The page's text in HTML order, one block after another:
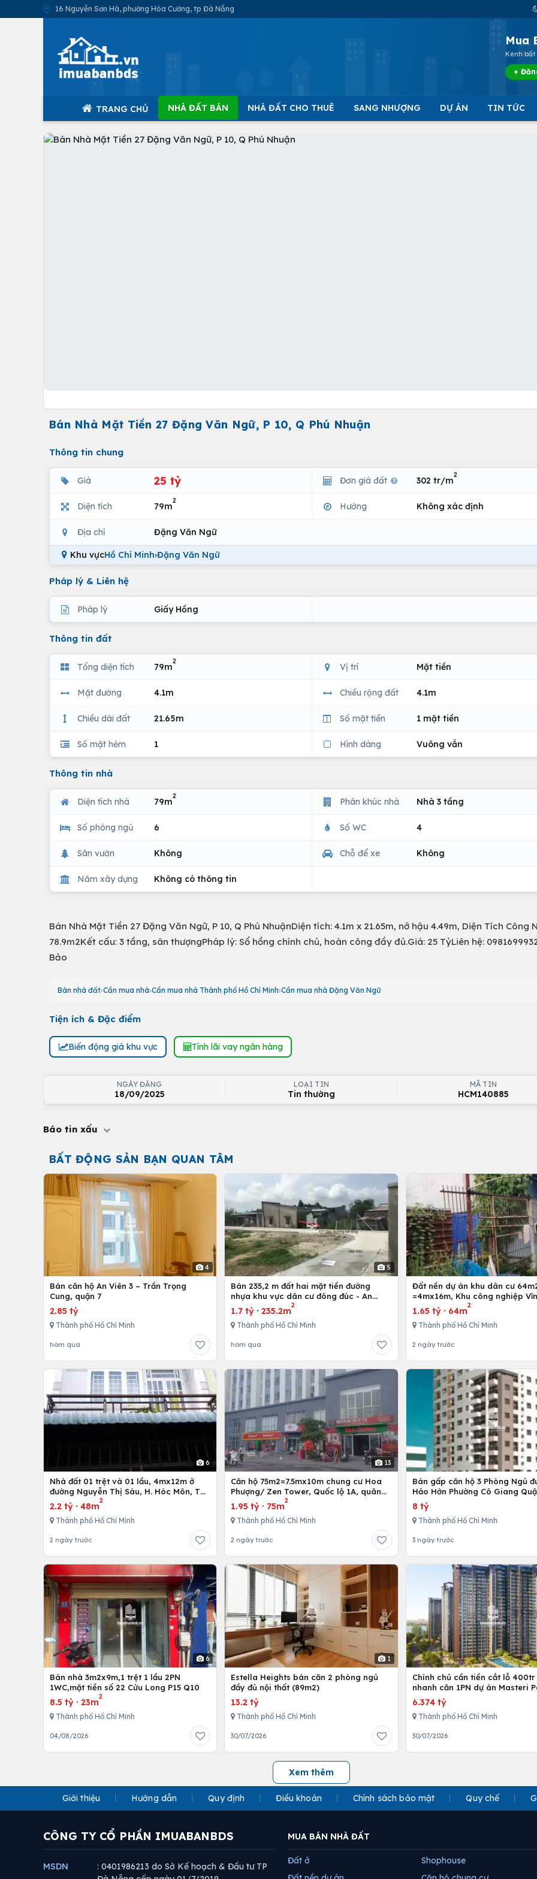
16 Nguyễn Sơn Hà, phường Hòa Cường, tp Đà Nẵng
Mua
Kênh bất
+
TRANG CHỦ NHÀ ĐẤT BÁN NHÀ ĐẤT CHO THUÊ SANG NHƯỢNG DỰ ÁN TIN TỨC
Bán Nhà Mặt Tiền 27 Đặng Văn Ngữ, P 10, Q Phú Nhuận
Thông tin chung
Giá 25 tỷ Đơn giá đất 302 tr/m
2
Diện tích 79m
2
Hướng Không xác định
Địa chỉ Đặng Văn Ngữ
Khu vựcHồ Chí Minh›Đặng Văn Ngữ
Pháp lý & Liên hệ
Pháp lý Giấy Hồng
Thông tin đất
Tổng diện tích 79m
2
Vị trí Mặt tiền
Mặt đường 4.1m Chiều rộng đất 4.1m
Chiều dài đất 21.65m Số mặt tiền 1 mặt tiền
Số mặt hẻm 1 Hình dáng Vuông vắn
Thông tin nhà
Diện tích nhà 79m
2
Phân khúc nhà Nhà 3 tầng
Số phòng ngủ 6 Số WC 4
Sân vườn Không Chỗ để xe Không
Năm xây dựng Không có thông tin
Bán Nhà Mặt Tiền 27 Đặng Văn Ngữ, P 10, Q Phú NhuậnDiện tích: 4.1m x 21.65m, nở hậu 4.49m, Diện Tích Công
78.9m2Kết cấu: 3 tầng, sân thượngPháp lý: Sổ hồng chính chủ, hoàn công đầy đủ.Giá: 25 TỷLiên hệ:
Bảo
Bán nhà đất Cần mua nhà Cần mua nhà Thành phố Hồ Chí Minh Cần mua nhà Đặng Văn Ngữ
Tiện ích & Đặc điểm
Biến động giá khu vực Tính lãi vay ngân hàng
NGÀY ĐĂNG
18/09/2025
LOẠI TIN
Tin thường
MÃ TIN
HCM140885
Báo tin xấu
BẤT ĐỘNG SẢN BẠN QUAN TÂM
4
Bán căn hộ An Viên 3 – Trần Trọng
Cung, quận 7
2.85 tỷ
Thành phố Hồ Chí Minh
hôm qua
5
Bán 235,2 m đất hai mặt tiền đường
nhựa khu vực dân cư đông đúc - An
nhứt-Long Điền - Bà Rịa
1.7 tỷ ·235.2m
2
Thành phố Hồ Chí Minh
hôm qua
Đất nền dự án khu dân cư
=4mx16m, Khu công nghiệp
Bình Chánh, Tp. Hồ Chí Minh
1.65 tỷ· 64m
2
Thành phố Hồ Chí Minh
2 ngày trước
6
Nhà đất 01 trệt và 01 lầu, 4mx12m ở
đường Nguyễn Thị Sáu, H. Hóc Môn, Tp.
Hồ Chí Minh
2.2 tỷ · 48m
2
Thành phố Hồ Chí Minh
2 ngày trước
13
Căn hộ 75m2=7.5mx10m chung cư Hoa
Phượng/ Zen Tower, Quốc lộ 1A, quân
12,Tp. Hồ Chí Minh, Việt Nam
1.95 tỷ · 75m
2
Thành phố Hồ Chí Minh
2 ngày trước
Bán gấp căn hộ 3 Phòng Ngủ
Hảo Hớn Phường Cô Giang
8 tỷ
Thành phố Hồ Chí Minh
3 ngày trước
6
Bán nhà 3m2x9m,1 trệt 1 lầu 2PN
1WC,mặt tiền số 22 Cửu Long P15 Q10
8.5 tỷ · 23m
2
Thành phố Hồ Chí Minh
04/08/2026
1
Estella Heights bán căn 2 phòng ngủ
đầy đủ nội thất (89m2)
13.2 tỷ
Thành phố Hồ Chí Minh
30/07/2026
Chính chủ cần tiền cắt lỗ 400tr
nhanh căn 1PN dự án Masteri
Place
6.374 tỷ
Thành phố Hồ Chí Minh
30/07/2026
Xem thêm
Giới thiệu Hướng dẫn Quy định Điều khoản Chính sách bảo mật Quy chế
CÔNG TY CỔ PHẦN IMUABANBDS
MSDN
: 0401986213 do Sở Kế hoạch & Đầu tư TP
MUA BÁN NHÀ ĐẤT
Đất ở
Shophouse